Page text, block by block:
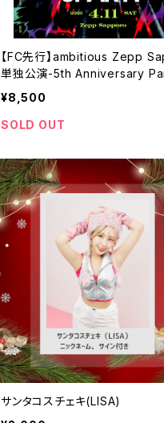
【FC先行】ambitious Zepp
単独公演-5th Anniversary
先行チケット(前方エリア,限定T
¥8,500
SOLD OUT
サンタコスチェキ(LISA)